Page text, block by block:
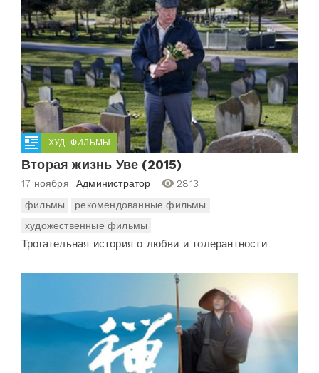
ХУД. ФИЛЬМЫ
Вторая жизнь Уве (2015)
17 ноября Администратор
2813
фильмы
рекомендованные фильмы
художественные фильмы
Трогательная история о любви и толерантности.